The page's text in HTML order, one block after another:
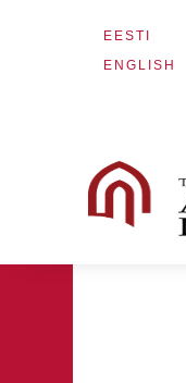
EESTI
ENGLISH